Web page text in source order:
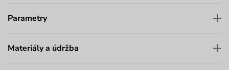
Parametry
Materiály a údržba